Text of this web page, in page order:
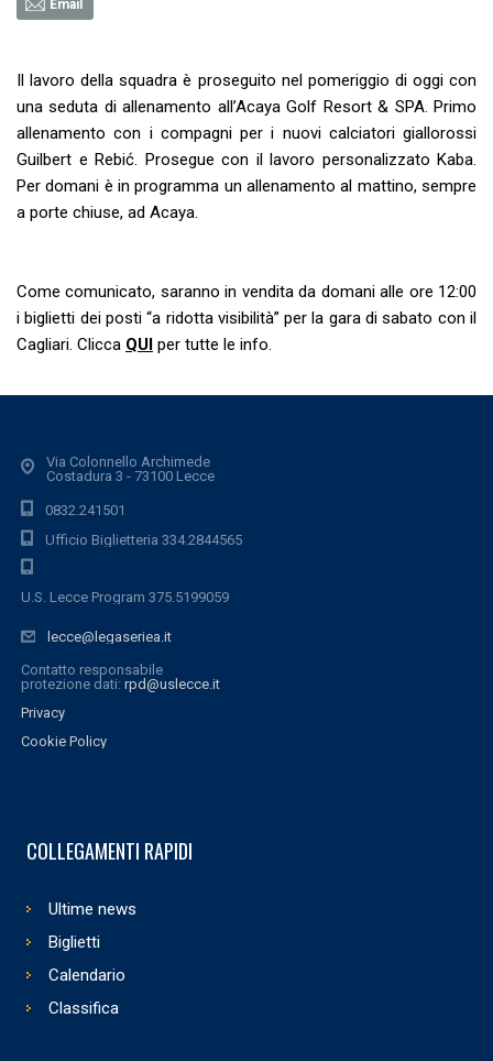
Email
Il lavoro della squadra è proseguito nel pomeriggio di oggi con
una seduta di allenamento all’Acaya Golf Resort & SPA. Primo
allenamento con i compagni per i nuovi calciatori giallorossi
Guilbert e Rebić. Prosegue con il lavoro personalizzato Kaba.
Per domani è in programma un allenamento al mattino, sempre
a porte chiuse, ad Acaya.
Come comunicato, saranno in vendita da domani alle ore 12:00
i biglietti dei posti “a ridotta visibilità” per la gara di sabato con il
Cagliari. Clicca QUI per tutte le info.
Via Colonnello Archimede
Costadura 3 - 73100 Lecce
0832.241501
Ufficio Biglietteria 334.2844565
U.S. Lecce Program 375.5199059
lecce@legaseriea.it
Contatto responsabile
protezione dati: rpd@uslecce.it
Privacy
Cookie Policy
COLLEGAMENTI RAPIDI
Ultime news
Biglietti
Calendario
Classifica